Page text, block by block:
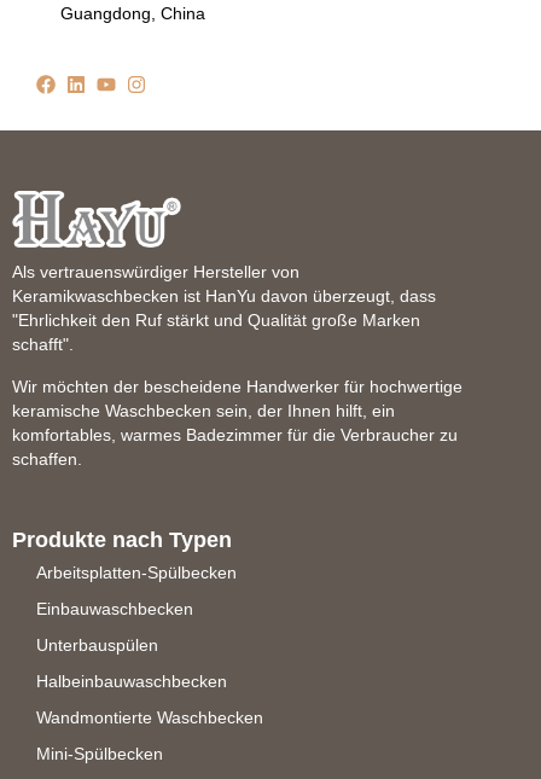
Guangdong, China
Als vertrauenswürdiger Hersteller von
Keramikwaschbecken ist HanYu davon überzeugt, dass
"Ehrlichkeit den Ruf stärkt und Qualität große Marken
schafft".
Wir möchten der bescheidene Handwerker für hochwertige
keramische Waschbecken sein, der Ihnen hilft, ein
komfortables, warmes Badezimmer für die Verbraucher zu
schaffen.
Produkte nach Typen
Arbeitsplatten-Spülbecken
Einbauwaschbecken
Unterbauspülen
Halbeinbauwaschbecken
Wandmontierte Waschbecken
Mini-Spülbecken